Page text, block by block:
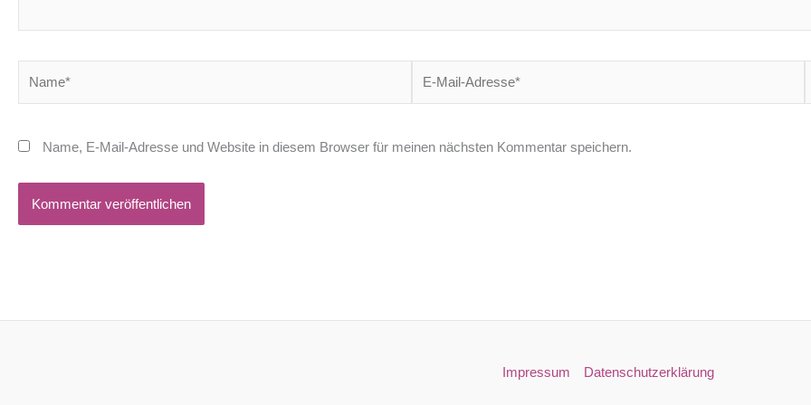
Mail-
Name, E-Mail-Adresse und Website in diesem Browser für meinen nächsten Kommentar speichern.
Impressum Datenschutzerklärung